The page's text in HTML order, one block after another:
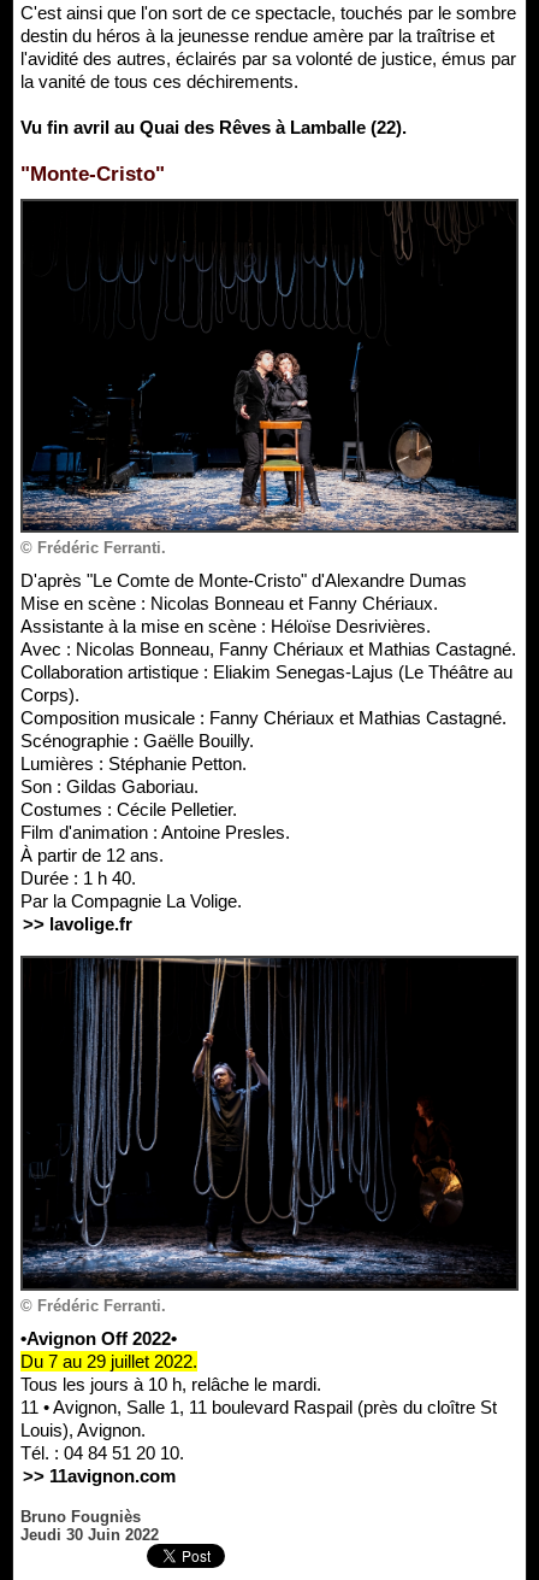
C'est ainsi que l'on sort de ce spectacle, touchés par le sombre
destin du héros à la jeunesse rendue amère par la traîtrise et
l'avidité des autres, éclairés par sa volonté de justice, émus par
la vanité de tous ces déchirements.
Vu fin avril au Quai des Rêves à Lamballe (22).
"Monte-Cristo"
© Frédéric Ferranti.
D'après "Le Comte de Monte-Cristo" d'Alexandre Dumas
Mise en scène : Nicolas Bonneau et Fanny Chériaux.
Assistante à la mise en scène : Héloïse Desrivières.
Avec : Nicolas Bonneau, Fanny Chériaux et Mathias Castagné.
Collaboration artistique : Eliakim Senegas-Lajus (Le Théâtre au
Corps).
Composition musicale : Fanny Chériaux et Mathias Castagné.
Scénographie : Gaëlle Bouilly.
Lumières : Stéphanie Petton.
Son : Gildas Gaboriau.
Costumes : Cécile Pelletier.
Film d'animation : Antoine Presles.
À partir de 12 ans.
Durée : 1 h 40.
Par la Compagnie La Volige.
>> lavolige.fr
© Frédéric Ferranti.
•Avignon Off 2022•
Du 7 au 29 juillet 2022.
Tous les jours à 10 h, relâche le mardi.
11 • Avignon, Salle 1, 11 boulevard Raspail (près du cloître St
Louis), Avignon.
Tél. : 04 84 51 20 10.
>> 11avignon.com
Bruno Fougniès
Jeudi 30 Juin 2022